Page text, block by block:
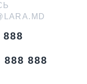
888
888 888